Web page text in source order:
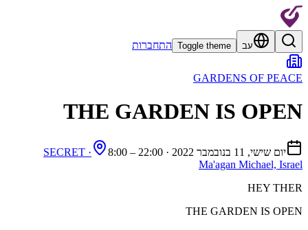
עב Toggle theme התחברות
GARDENS OF PEACE
THE GARDEN IS OPEN
יום שישי, 11 בנובמבר 2022 ·
22:00 – 8:00
SECRET ·
Ma'agan Michael, Israel
HEY THER
THE GARDEN IS OPEN